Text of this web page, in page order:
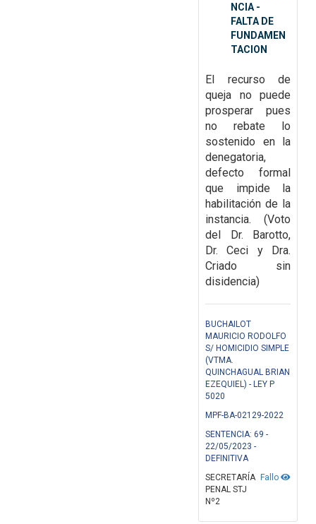
NCIA -
FALTA DE
FUNDAMEN
TACION
El recurso de
queja no puede
prosperar pues
no rebate lo
sostenido en la
denegatoria,
defecto formal
que impide la
habilitación de la
instancia. (Voto
del Dr. Barotto,
Dr. Ceci y Dra.
Criado sin
disidencia)
BUCHAILOT
MAURICIO RODOLFO
S/ HOMICIDIO SIMPLE
(VTMA.
QUINCHAGUAL BRIAN
EZEQUIEL) - LEY P
5020
MPF-BA-02129-2022
SENTENCIA: 69 -
22/05/2023 -
DEFINITIVA
Fallo
SECRETARÍA
PENAL STJ
Nº2